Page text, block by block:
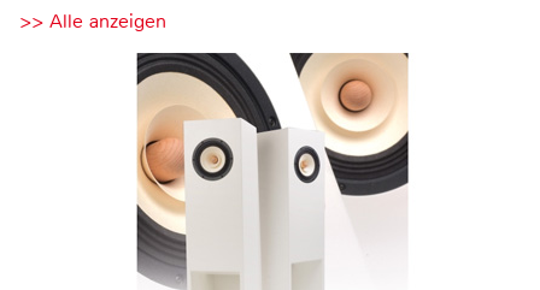
>> Alle anzeigen